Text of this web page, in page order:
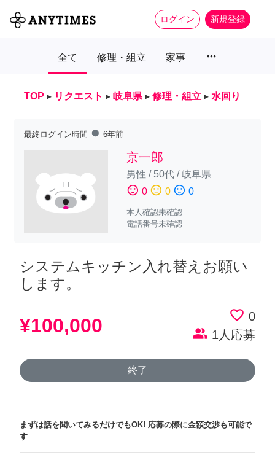
ログイン 新規登録
全て 修理・組立 家事 more_horiz
TOP ▸ リクエスト ▸ 岐阜県 ▸ 修理・組立 ▸ 水回り
最終ログイン時間 fiber_manual_record 6年前
京一郎
男性 / 50代/岐阜県
sentiment_satisfied 0 sentiment_neutral 0 sentiment_dissatisfied 0
本人確認未確認
電話番号未確認
システムキッチン入れ替えお願い
します。
¥100,000 favorite_border 0
people_alt 1人応募
終了
まずは話を聞いてみるだけでもOK! 応募の際に金額交渉も可能で
す